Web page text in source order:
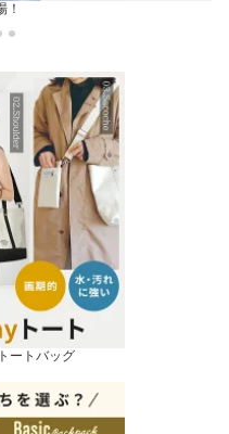
！
ートバッグ